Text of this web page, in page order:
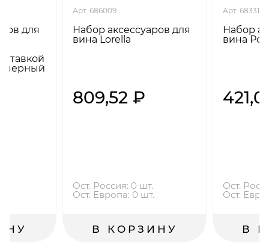
для
черный
Арт. 686009
Набор аксессуаров для
вина Lorella
809,52 ₽
Ост. Россия: 0 шт.
Ост. Европа: 0 шт.
В КОРЗИНУ
Арт. 683317
Набор
вина
Ост.
Ост.
В